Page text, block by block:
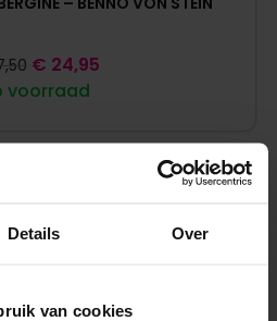
Details Over
van cookies
voorraad
€ 24,95
BEKEKEN OOK: